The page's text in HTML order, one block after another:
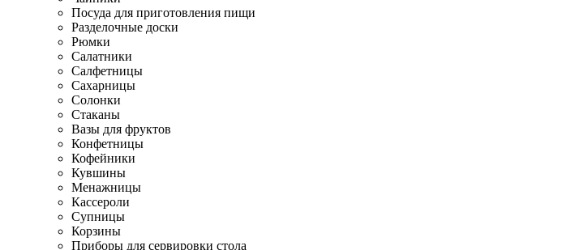
Посуда для приготовления пищи
Разделочные доски
Рюмки
Салатники
Салфетницы
Сахарницы
Солонки
Стаканы
Вазы для фруктов
Конфетницы
Кофейники
Кувшины
Менажницы
Кассероли
Супницы
Корзины
Приборы для сервировки стола